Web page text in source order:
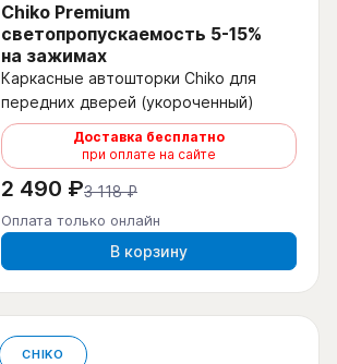
Chiko Premium
светопропускаемость 5-15%
на зажимах
Каркасные автошторки Chiko для
передних дверей (укороченный)
Доставка бесплатно
при оплате на сайте
2 490 ₽3 118 ₽
Оплата только онлайн
В корзину
CHIKO